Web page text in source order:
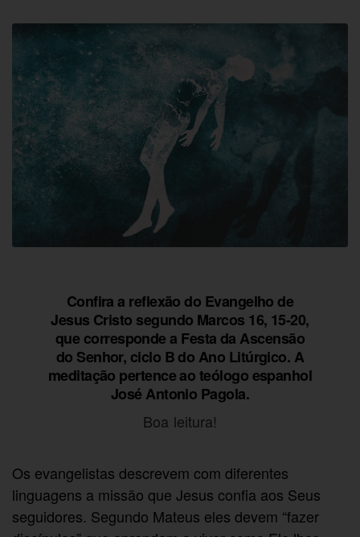
Confira a reflexão do Evangelho de
Jesus Cristo segundo Marcos 16, 15-20,
que corresponde a Festa da Ascensão
do Senhor, ciclo B do Ano Litúrgico. A
meditação pertence ao teólogo espanhol
José Antonio Pagola.
Boa leitura!
Os evangelistas descrevem com diferentes
linguagens a missão que Jesus confia aos Seus
seguidores. Segundo Mateus eles devem “fazer